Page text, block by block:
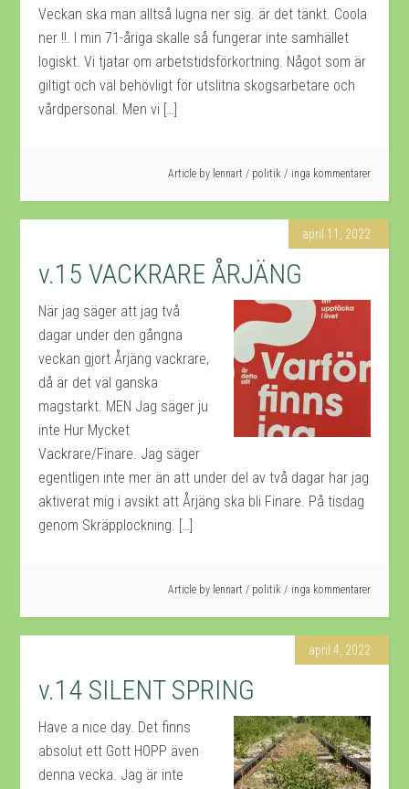
Veckan ska man alltså lugna ner sig. är det tänkt. Coola
ner !!. I min 71-åriga skalle så fungerar inte samhället
logiskt. Vi tjatar om arbetstidsförkortning. Något som är
giltigt och väl behövligt för utslitna skogsarbetare och
vårdpersonal. Men vi […]
Article by lennart / politik inga kommentarer
april 11, 2022
v.15 VACKRARE ÅRJÄNG
När jag säger att jag två
dagar under den gångna
veckan gjort Årjäng vackrare,
då är det väl ganska
magstarkt. MEN Jag säger ju
inte Hur Mycket
Vackrare/Finare. Jag säger
egentligen inte mer än att under del av två dagar har jag
aktiverat mig i avsikt att Årjäng ska bli Finare. På tisdag
genom Skräpplockning. […]
Article by lennart / politik inga kommentarer
april 4, 2022
v.14 SILENT SPRING
Have a nice day. Det finns
absolut ett Gott HOPP även
denna vecka. Jag är inte